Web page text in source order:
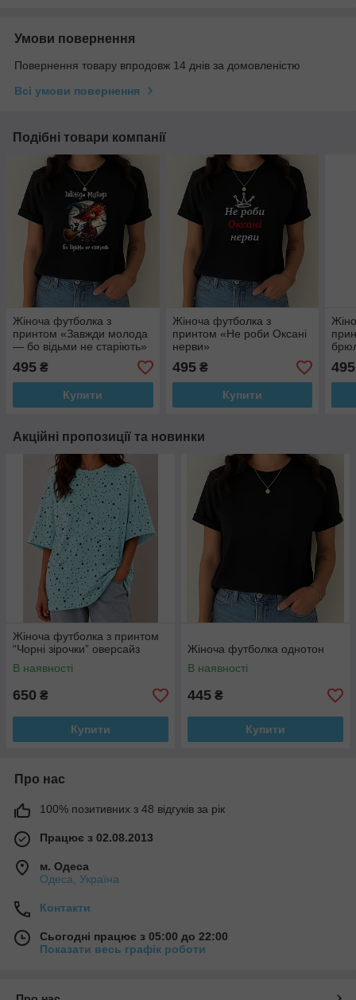
Умови повернення
Повернення товару впродовж 14 днів за домовленістю
Всі умови повернення
Подібні товари компанії
Жіноча футболка з
принтом «Завжди молода
— бо відьми не старіють»
495 ₴
Купити
Жіноча футболка з
принтом «Не роби Оксані
нерви»
495₴
Купити
495
Акційні пропозиції та новинки
Жіноча футболка з принтом
“Чорні зірочки” оверсайз
В наявності
650 ₴
Купити
Жіноча футболка однотон
В наявності
445 ₴
Купити
Про нас
100% позитивних з 48 відгуків за рік
Працює з 02.08.2013
м. Одеса
Одеса, Україна
Контакти
Сьогодні працює з 05:00 до 22:00
Показати весь графік роботи